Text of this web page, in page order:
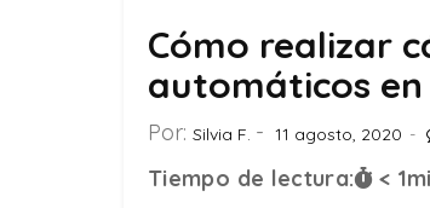
Cómo realizar
automáticos en
Por: Silvia F. 11 agosto, 2020
Tiempo de lectura: < 1